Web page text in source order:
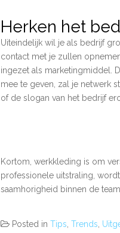
Herken het
Uiteindelijk wil je als bedrijf
contact met je zullen
ingezet als marketingmiddel.
mee te geven, zal je netwerk
of de slogan van het bedrijf
Kortom, werkkleding is om
professionele uitstraling,
saamhorigheid binnen de
Posted in Tips Trends